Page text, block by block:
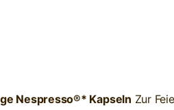
Nespresso®* Kapseln Zur